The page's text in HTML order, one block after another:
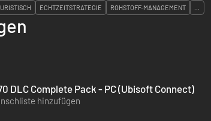
ECHTZEITSTRATEGIE ROHSTOFF-MANAGEMENT ...
DLC Complete Pack - PC (Ubisoft Connect)
hinzufügen